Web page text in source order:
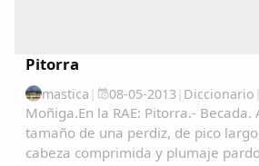
Pitorra
mastica | 08-05-2013| Diccionario |
Moñiga.En la RAE: Pitorra.-
tamaño de una perdiz, de pico
cabeza comprimida y plumaje